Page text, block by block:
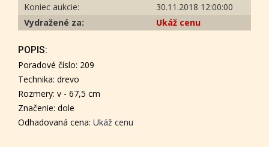
Koniec aukcie:
30.11.2018 12:00:00
Vydražené za:
Ukáž cenu
POPIS:
Poradové číslo: 209
Technika: drevo
Rozmery: v - 67,5 cm
Značenie: dole
Odhadovaná cena: Ukáž cenu